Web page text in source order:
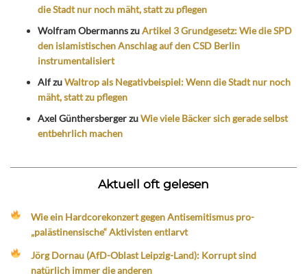
die Stadt nur noch mäht, statt zu pflegen
Wolfram ObermannszuArtikel 3 Grundgesetz: Wie die SPD
den islamistischen Anschlag auf den CSD Berlin
instrumentalisiert
AlfzuWaltrop als Negativbeispiel: Wenn die Stadt nur noch
mäht, statt zu pflegen
Axel GünthersbergerzuWie viele Bäcker sich gerade selbst
entbehrlich machen
Aktuell oft gelesen
Wie ein Hardcorekonzert gegen Antisemitismus pro-
„palästinensische“ Aktivisten entlarvt
Jörg Dornau (AfD-Oblast Leipzig-Land): Korrupt sind
natürlich immer die anderen